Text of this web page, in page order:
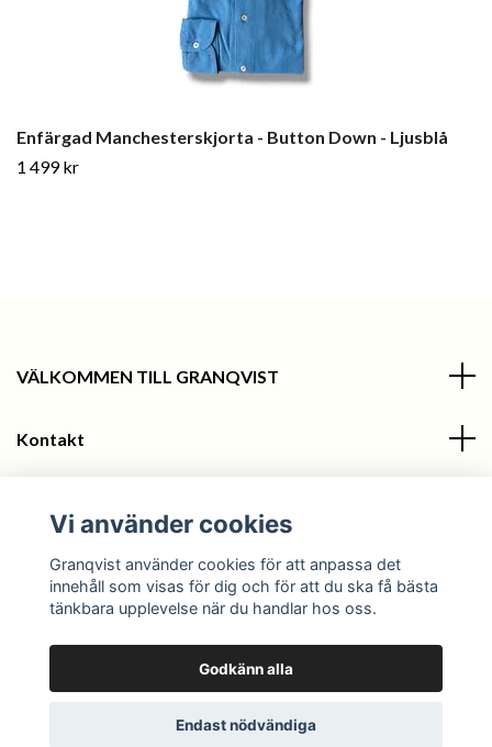
Enfärgad Manchesterskjorta - Button Down - Ljusblå
1 499 kr
VÄLKOMMEN TILL GRANQVIST
Kontakt
Sociala medier
© 2026 Granqvist
Vi använder cookies
Granqvist använder cookies för att anpassa det
innehåll som visas för dig och för att du ska få bästa
tänkbara upplevelse när du handlar hos oss.
Godkänn alla
Endast nödvändiga